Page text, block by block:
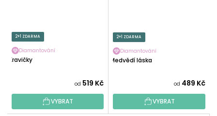
2+1 ZDARMA
Diamantování
Kravičky
od 519 Kč
VYBRAT
2+1 ZDARMA
Diamantování
Medvědí láska
od 489 Kč
VYBRAT